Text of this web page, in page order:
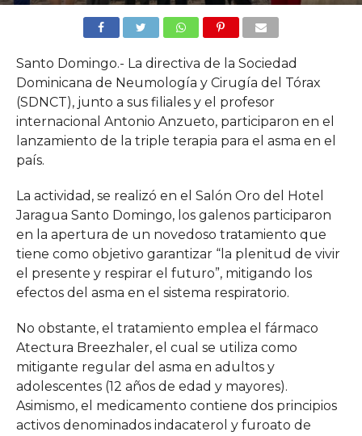
Santo Domingo.- La directiva de la Sociedad
Dominicana de Neumología y Cirugía del Tórax
(SDNCT), junto a sus filiales y el profesor
internacional Antonio Anzueto, participaron en el
lanzamiento de la triple terapia para el asma en el
país.
La actividad, se realizó en el Salón Oro del Hotel
Jaragua Santo Domingo, los galenos participaron
en la apertura de un novedoso tratamiento que
tiene como objetivo garantizar “la plenitud de vivir
el presente y respirar el futuro”, mitigando los
efectos del asma en el sistema respiratorio.
No obstante, el tratamiento emplea el fármaco
Atectura Breezhaler, el cual se utiliza como
mitigante regular del asma en adultos y
adolescentes (12 años de edad y mayores).
Asimismo, el medicamento contiene dos principios
activos denominados indacaterol y furoato de